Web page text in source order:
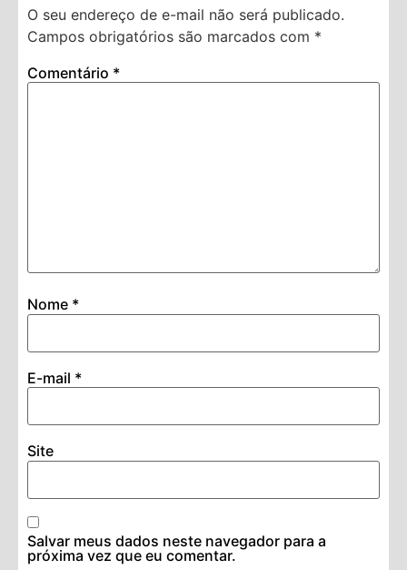
O seu endereço de e-mail não será publicado.
Campos obrigatórios são marcados com *
Comentário *
Nome *
E-mail *
Site
Salvar meus dados neste navegador para a
próxima vez que eu comentar.